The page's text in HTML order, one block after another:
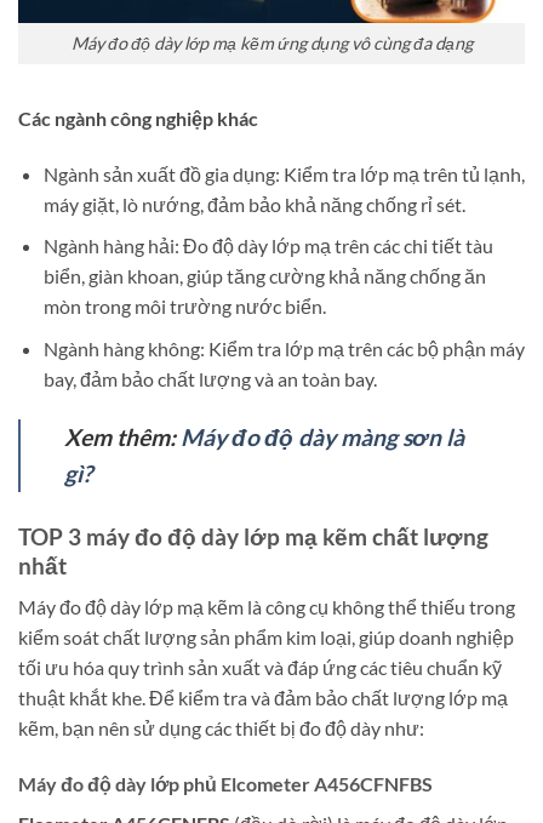
Máy đo độ dày lớp mạ kẽm ứng dụng vô cùng đa dạng
Các ngành công nghiệp khác
Ngành sản xuất đồ gia dụng: Kiểm tra lớp mạ trên tủ lạnh,
máy giặt, lò nướng, đảm bảo khả năng chống rỉ sét.
Ngành hàng hải: Đo độ dày lớp mạ trên các chi tiết tàu
biển, giàn khoan, giúp tăng cường khả năng chống ăn
mòn trong môi trường nước biển.
Ngành hàng không: Kiểm tra lớp mạ trên các bộ phận máy
bay, đảm bảo chất lượng và an toàn bay.
Xem thêm:Máy đo độ dày màng sơn là
gì?
TOP 3 máy đo độ dày lớp mạ kẽm chất lượng
nhất
Máy đo độ dày lớp mạ kẽm là công cụ không thể thiếu trong
kiểm soát chất lượng sản phẩm kim loại, giúp doanh nghiệp
tối ưu hóa quy trình sản xuất và đáp ứng các tiêu chuẩn kỹ
thuật khắt khe. Để kiểm tra và đảm bảo chất lượng lớp mạ
kẽm, bạn nên sử dụng các thiết bị đo độ dày như:
Máy đo độ dày lớp phủ Elcometer A456CFNFBS